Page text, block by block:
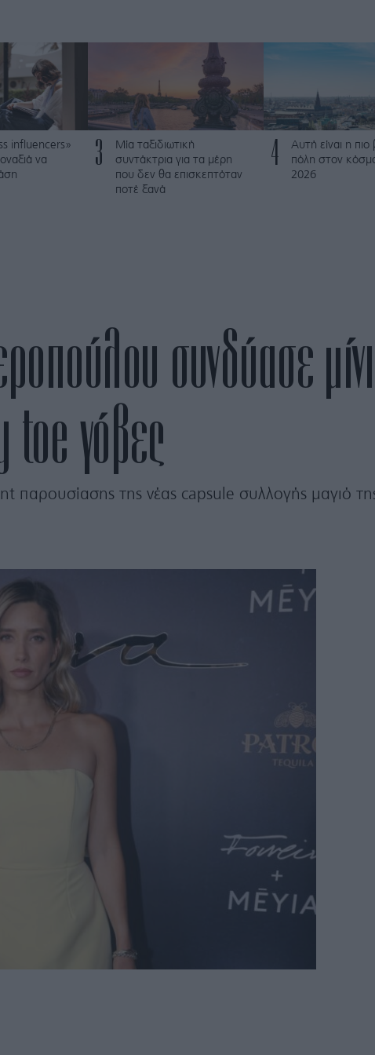
influencers»
να
3
Μία ταξιδιωτική
συντάκτρια για τα μέρη
που δεν θα επισκεπτόταν
ποτέ ξανά
4
Αυτή είναι η πιο
πόλη στον
2026
συνδύασε
γόβες
της νέας capsule συλλογής μαγιό